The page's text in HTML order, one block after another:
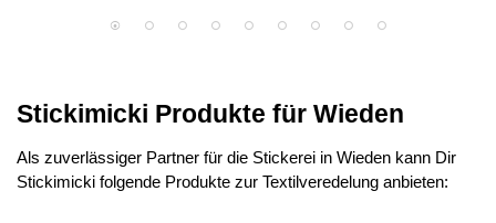
Stickimicki Produkte für Wieden
Als zuverlässiger Partner für die Stickerei in Wieden kann Dir
Stickimicki folgende Produkte zur Textilveredelung anbieten: